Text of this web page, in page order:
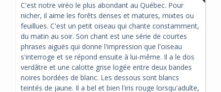
C'est notre viréo le plus abondant au Québec. Pour
nicher, il aime les forêts denses et matures, mixtes ou
feuillues. C'est un petit oiseau qui chante constamment,
du matin au soir. Son chant est une série de courtes
phrases aiguës qui donne l'impression que l'oiseau
s'interroge et se répond ensuite à lui-même. Il a le dos
verdâtre et une calotte grise logée entre deux bandes
noires bordées de blanc. Les dessous sont blancs
teintés de jaune. Il a bel et bien l'iris rouge lorsqu'adulte,